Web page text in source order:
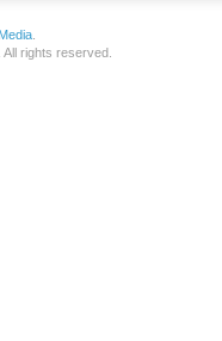
rights reserved.